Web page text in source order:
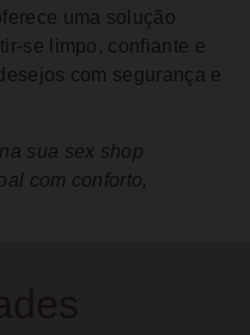
uma solução
se limpo, confiante e
com segurança e
sua sex shop
com conforto,